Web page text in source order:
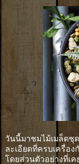
วันนี้มาชมไม้เมล็ดชุ
ละเอียดที่ครบเครื่อ
โดยส่วนตัวอย่างที่เ